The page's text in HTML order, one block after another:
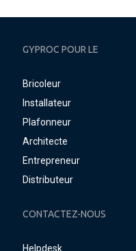
GYPROC POUR LE
Bricoleur
Installateur
Plafonneur
Architecte
Entrepreneur
Distributeur
CONTACTEZ-NOUS
Helpdesk